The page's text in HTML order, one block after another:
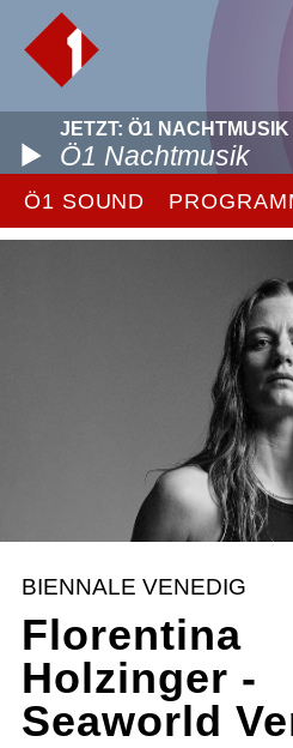
JETZT: Ö1 NACHTMUSIK
Ö1 Nachtmusik
Ö1 SOUND
BIENNALE VENEDIG
Florentina
Holzinger -
Seaworld